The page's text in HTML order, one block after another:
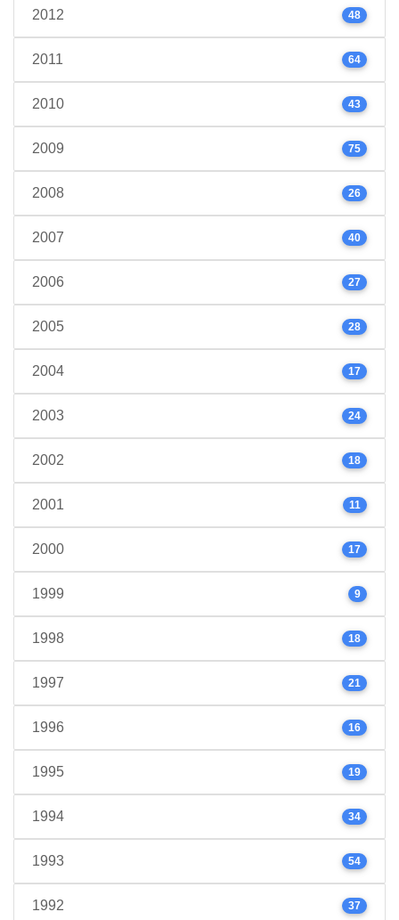
2012 48
2011 64
2010 43
2009 75
2008 26
2007 40
2006 27
2005 28
2004 17
2003 24
2002 18
2001 11
2000 17
1999 9
1998 18
1997 21
1996 16
1995 19
1994 34
1993 54
1992 37